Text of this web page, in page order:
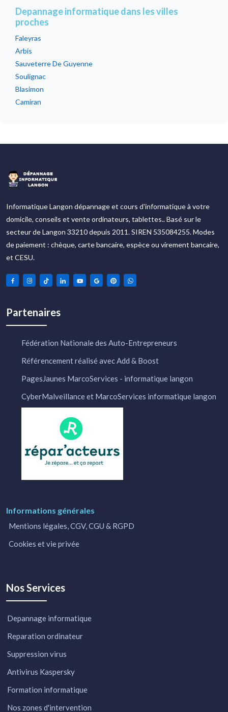
Depannage informatique dans les villes
proches
Faleyras
Arbis
Sauveterre De Guyenne
Soulignac
Blasimon
Camiran
Informatique Langon dépannage et cours d'informatique à votre
domicile, conseils et vente ordinateurs, tablettes.. Basé sur le
secteur de Langon 33210 depuis 2011. SIREN 535084255. Modes
de paiement : chèque, carte bancaire, espèce ou virement bancaire,
et CESU.
Partenaires
Fédération Nationale des Auto-Entrepreneurs
Référencement réalisé avec Add & Boost
PagesJaunes MarcoServices - informatique langon
CyberMalveillance et MarcoServices informatique langon
Informations générales
Mentions légales, CGV, CGU & RGPD
Cookies et vie privée
Nos Services
Depannage informatique
Reparation ordinateur
Suppression virus
Antivirus Kaspersky
Formation informatique
Nos zones d'intervention